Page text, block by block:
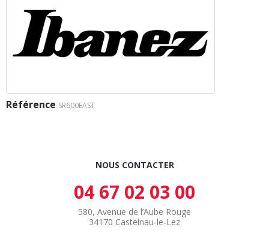
Référence SR600EAST
NOUS CONTACTER
04 67 02 03 00
580, Avenue de l’Aube Rouge
34170 Castelnau-le-Lez